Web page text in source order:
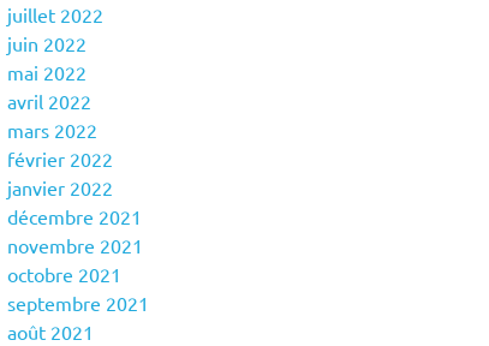
juillet 2022
juin 2022
mai 2022
avril 2022
mars 2022
février 2022
janvier 2022
décembre 2021
novembre 2021
octobre 2021
septembre 2021
août 2021